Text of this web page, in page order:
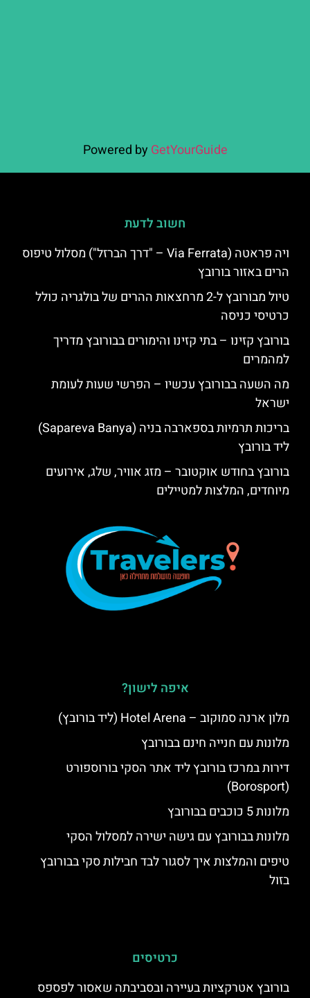
Powered by GetYourGuide
חשוב לדעת
ויה פראטה (Via Ferrata – "דרך הברזל") מסלול טיפוס
הרים באזור בורובץ
טיול מבורובץ ל-2 מרחצאות ההרים של בולגריה כולל
כרטיסי כניסה
בורובץ קזינו – בתי קזינו והימורים בבורובץ מדריך
למהמרים
מה השעה בבורובץ עכשיו – הפרשי שעות לעומת
ישראל
בריכות תרמיות בספארבה בניה (Sapareva Banya)
ליד בורובץ
בורובץ בחודש אוקטובר – מזג אוויר, שלג, אירועים
מיוחדים, המלצות למטיילים
איפה לישון?
מלון ארנה סמוקוב – Hotel Arena (ליד בורובץ)
מלונות עם חנייה חינם בבורובץ
דירות במרכז בורובץ ליד אתר הסקי בורוספורט
(Borosport)
מלונות 5 כוכבים בבורובץ
מלונות בבורובץ עם גישה ישירה למסלול הסקי
טיפים והמלצות איך לסגור לבד חבילות סקי בבורובץ
בזול
כרטיסים
בורובץ אטרקציות בעיירה ובסביבתה שאסור לפספס